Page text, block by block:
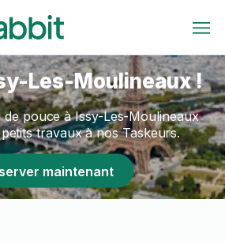
Les-Moulineaux !
de pouce à Issy-Les-Moulineaux
travaux à nos Taskeurs.
maintenant